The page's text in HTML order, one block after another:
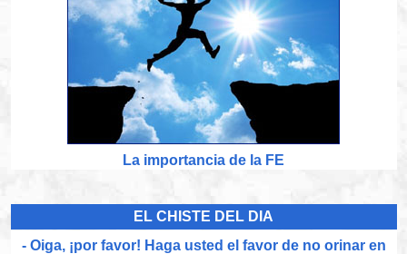
La importancia de la FE
EL CHISTE DEL DIA
- Oiga, ¡por favor! Haga usted el favor de no orinar en